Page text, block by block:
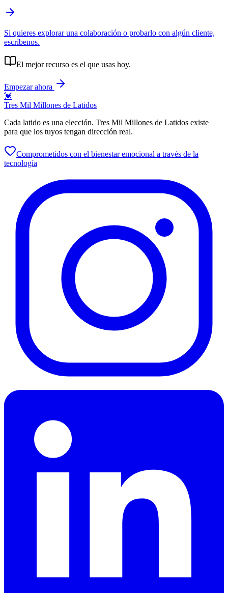
Si quieres explorar una colaboración o probarlo con algún cliente,
escríbenos.
El mejor recurso es el que usas hoy.
Empezar ahora
💓
Tres Mil Millones de Latidos
Cada latido es una elección. Tres Mil Millones de Latidos existe
para que los tuyos tengan dirección real.
Comprometidos con el bienestar emocional a través de la
tecnología